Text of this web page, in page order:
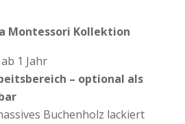
Montessori Kollektion
1 Jahr
– optional als
Buchenholz lackiert